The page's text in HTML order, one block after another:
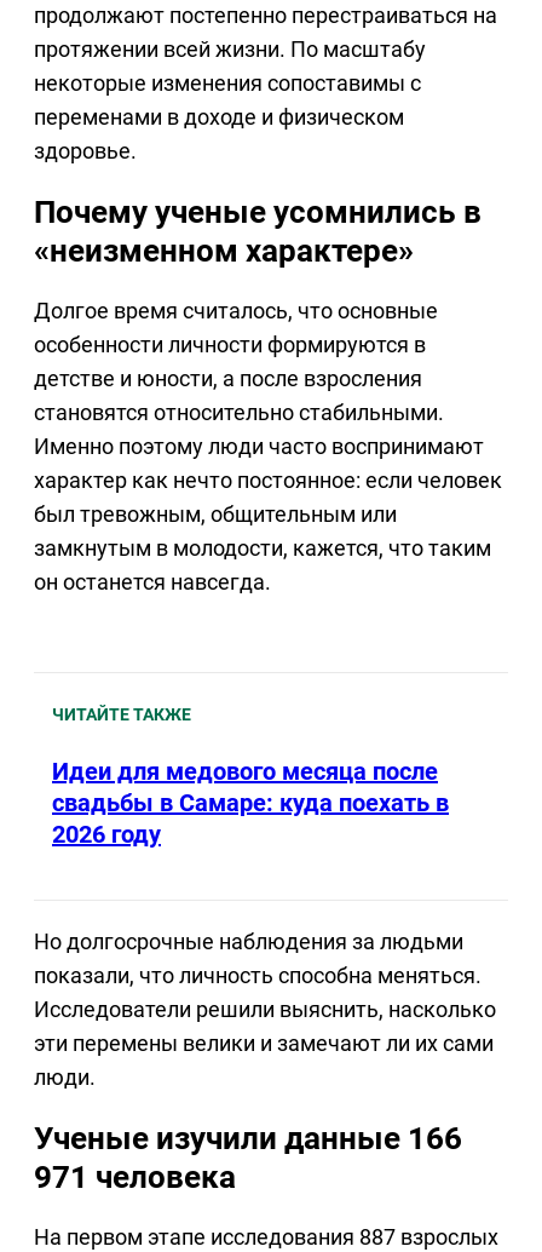
продолжают постепенно перестраиваться на
протяжении всей жизни. По масштабу
некоторые изменения сопоставимы с
переменами в доходе и физическом
здоровье.
Почему ученые усомнились в
«неизменном характере»
Долгое время считалось, что основные
особенности личности формируются в
детстве и юности, а после взросления
становятся относительно стабильными.
Именно поэтому люди часто воспринимают
характер как нечто постоянное: если человек
был тревожным, общительным или
замкнутым в молодости, кажется, что таким
он останется навсегда.
ЧИТАЙТЕ ТАКЖЕ
Идеи для медового месяца после
свадьбы в Самаре: куда поехать в
2026 году
Но долгосрочные наблюдения за людьми
показали, что личность способна меняться.
Исследователи решили выяснить, насколько
эти перемены велики и замечают ли их сами
люди.
Ученые изучили данные 166
971 человека
На первом этапе исследования 887 взрослых